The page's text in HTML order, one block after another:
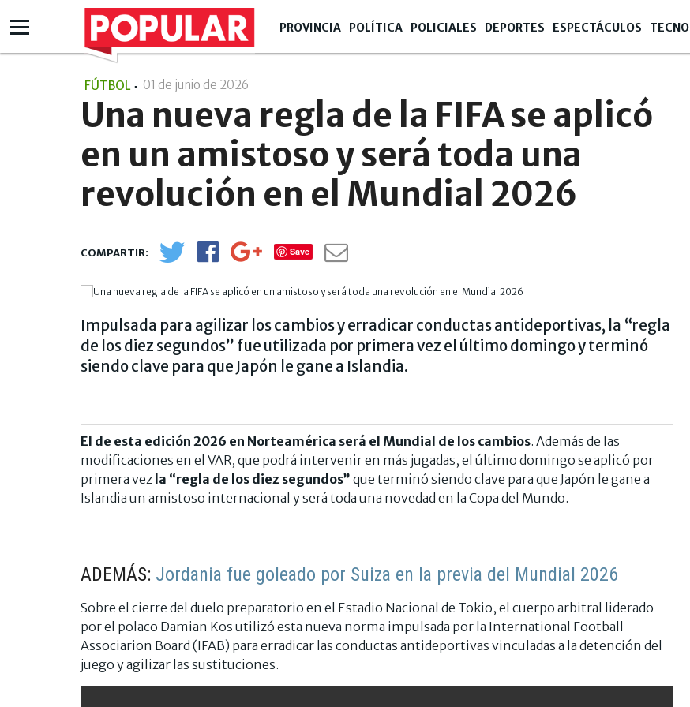
PROVINCIA POLÍTICA POLICIALES DEPORTES ESPECTÁCULOS TECNO
FÚTBOL 01 de junio de 2026
Una nueva regla de la FIFA se aplicó
en un amistoso y será toda una
revolución en el Mundial 2026
Save
Impulsada para agilizar los cambios y erradicar conductas antideportivas, la “regla
de los diez segundos” fue utilizada por primera vez el último domingo y terminó
siendo clave para que Japón le gane a Islandia.
El de esta edición 2026 en Norteamérica será el Mundial de los cambios. Además de las
modificaciones en el VAR, que podrá intervenir en más jugadas, el último domingo se aplicó por
primera vez la “regla de los diez segundos” que terminó siendo clave para que Japón le gane a
Islandia un amistoso internacional y será toda una novedad en la Copa del Mundo.
ADEMÁS: Jordania fue goleado por Suiza en la previa del Mundial 2026
Sobre el cierre del duelo preparatorio en el Estadio Nacional de Tokio, el cuerpo arbitral liderado
por el polaco Damian Kos utilizó esta nueva norma impulsada por la International Football
Associarion Board (IFAB) para erradicar las conductas antideportivas vinculadas a la detención del
juego y agilizar las sustituciones.